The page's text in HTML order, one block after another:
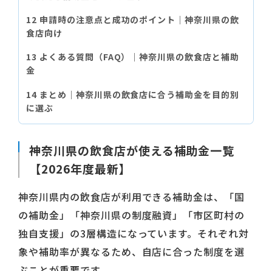
申請時の注意点と成功のポイント｜神奈川県の飲
食店向け
よくある質問（FAQ）｜神奈川県の飲食店と補助
金
まとめ｜神奈川県の飲食店に合う補助金を目的別
に選ぶ
神奈川県の飲食店が使える補助金一覧
【2026年度最新】
神奈川県内の飲食店が利用できる補助金は、「国
の補助金」「神奈川県の制度融資」「市区町村の
独自支援」の3層構造になっています。それぞれ対
象や補助率が異なるため、自店に合った制度を選